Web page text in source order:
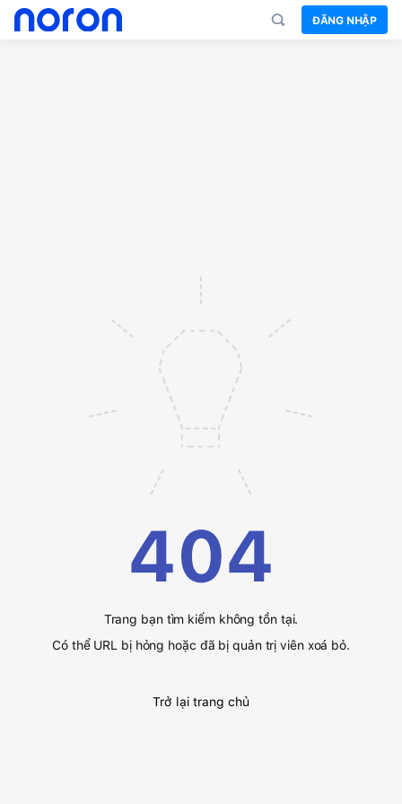
ĐĂNG NHẬP
404
Trang bạn tìm kiếm không tồn tại.
Có thể URL bị hỏng hoặc đã bị quản trị viên xoá bỏ.
Trở lại trang chủ